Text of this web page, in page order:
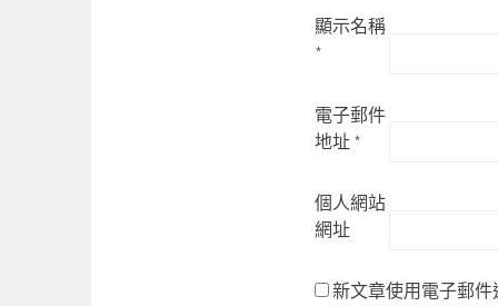
顯示名稱
*
電子郵件
地址 *
個人網站
網址
新文章使用電子郵件